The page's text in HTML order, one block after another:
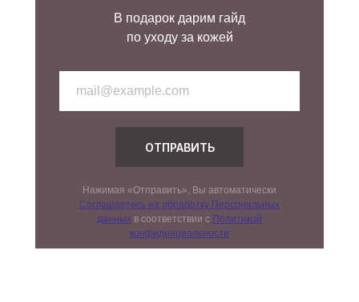
В подарок дарим гайд
по уходу за кожей
ОТПРАВИТЬ
Нажимая «Отправить», Вы автоматически
Соглашаетесь на обработку Персональных
данных в соответствии с Политикой
конфиденциальности